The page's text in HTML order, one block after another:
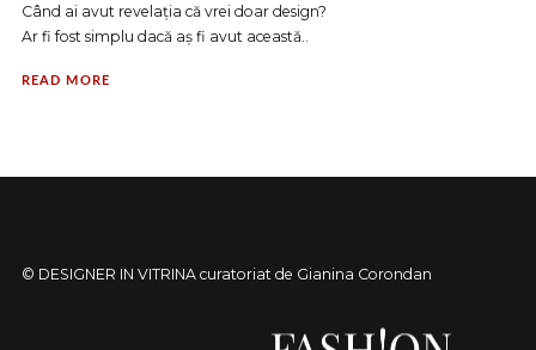
Când ai avut revelația că vrei doar design?
Ar fi fost simplu dacă aș fi avut această..
READ MORE
© DESIGNER IN VITRINA curatoriat de Gianina Corondan